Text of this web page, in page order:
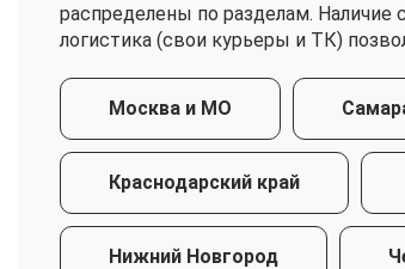
распределены по разделам.
логистика (свои курьеры и ТК)
Москва и МО
Краснодарский край
Нижний Новгород